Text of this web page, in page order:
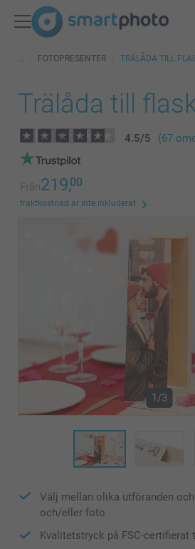
FOTOPRESENTER TRÄLÅDA TILL
Trälåda till
4.5/5 (67
Från219,00
fraktkostnad är inte inkluderat
1/3
Välj mellan olika utföranden
och/eller foto
Kvalitetstryck på FSC-certifierat